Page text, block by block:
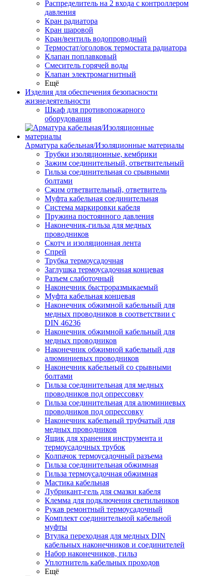
Распределитель на 2 входа с контроллером
давления
Кран радиатора
Кран шаровой
Кран/вентиль водопроводный
Термостат/оголовок термостата радиатора
Клапан поплавковый
Смеситель горячей воды
Клапан электромагнитный
Ещё
Изделия для обеспечения безопасности
жизнедеятельности
Шкаф для противопожарного
оборудования
Арматура кабельная/Изоляционные материалы
Трубки изоляционные, кембрики
Зажим соединительный, ответвительный
Гильза соединительная со срывными
болтами
Сжим ответвительный, ответвитель
Муфта кабельная соединительная
Система маркировки кабеля
Пружина постоянного давления
Наконечник-гильза для медных
проводников
Скотч и изоляционная лента
Спрей
Трубка термоусадочная
Заглушка термоусадочная концевая
Разъем слаботочный
Наконечник быстроразмыкаемый
Муфта кабельная концевая
Наконечник обжимной кабельный для
медных проводников в соответствии с
DIN 46236
Наконечник обжимной кабельный для
медных проводников
Наконечник обжимной кабельный для
алюминиевых проводников
Наконечник кабельный со срывными
болтами
Гильза соединительная для медных
проводников под опрессовку
Гильза соединительная для алюминиевых
проводников под опрессовку
Наконечник кабельный трубчатый для
медных проводников
Ящик для хранения инструмента и
термоусадочных трубок
Колпачок термоусадочный разъема
Гильза соединительная обжимная
Гильза термоусадочная обжимная
Мастика кабельная
Лубрикант-гель для смазки кабеля
Клемма для подключения светильников
Рукав ремонтный термоусадочный
Комплект соединительной кабельной
муфты
Втулка переходная для медных DIN
кабельных наконечников и соединителей
Набор наконечников, гильз
Уплотнитель кабельных проходов
Ещё